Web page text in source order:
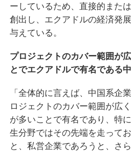
ーしているため、直接的また
創出し、エクアドルの経済発
与えている。
プロジェクトのカバー範囲が
とでエクアドルで有名である
「全体的に言えば、中国系企
ロジェクトのカバー範囲が広
が多いことで有名であり、特
生分野ではその先端を走って
と、私営企業であろうと、さ